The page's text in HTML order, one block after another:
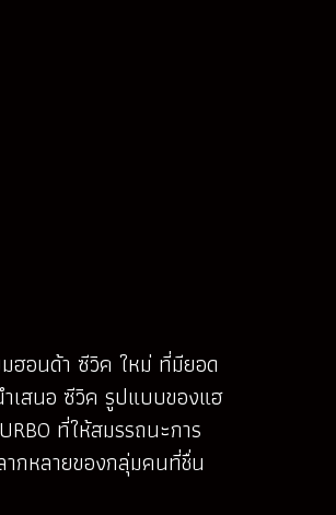
ฮอนด้า ซีวิค ใหม่ ที่มียอด
เสนอ ซีวิค รูปแบบของแฮ
ที่ให้สมรรถนะการ
กหลายของกลุ่มคนที่ชื่น